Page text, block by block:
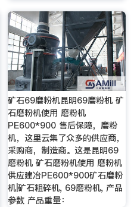
矿石69磨粉机昆明69磨粉机 矿
石磨粉机使用 磨粉机
PE600*900 售后保障，磨粉
机，这里云集了众多的供应商，
采购商，制造商。这是昆明69
磨粉机 矿石磨粉机使用 磨粉机
供应建冶PE600*900矿石磨粉
机|矿石粗碎机, 69磨粉机, 产品
参数 产品重量：